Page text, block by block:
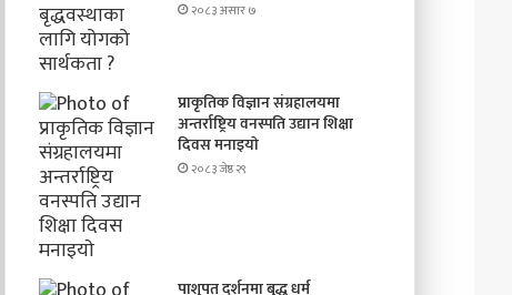
२०८३ असार ७
प्राकृतिक विज्ञान संग्रहालयमा
अन्तर्राष्ट्रिय वनस्पति उद्यान शिक्षा
दिवस मनाइयाे
२०८३ जेष्ठ २९
पाशुपत दर्शनमा बुद्ध धर्म​